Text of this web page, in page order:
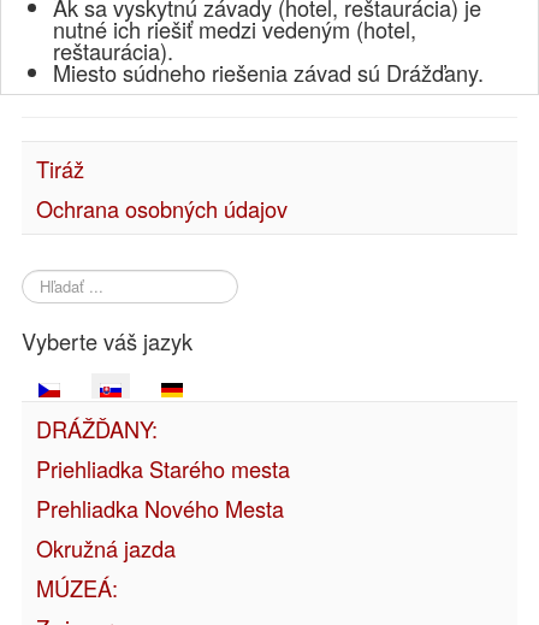
Ak sa vyskytnú závady (hotel, reštaurácia) je
nutné ich riešiť medzi vedeným (hotel,
reštaurácia).
Miesto súdneho riešenia závad sú Drážďany.
Tiráž
Ochrana osobných údajov
Hľadať
...
Vyberte váš jazyk
DRÁŽĎANY:
Priehliadka Starého mesta
Prehliadka Nového Mesta
Okružná jazda
MÚZEÁ: